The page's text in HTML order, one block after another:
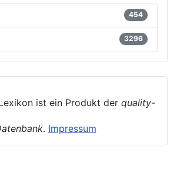
454
3296
ist ein Produkt der quality-
. Impressum